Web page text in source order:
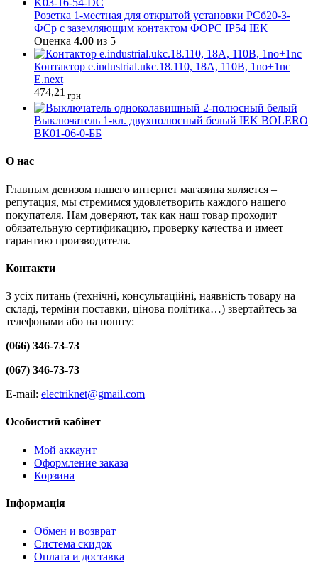
Розетка 1-местная для открытой установки РСб20-3-
ФСр с заземляющим контактом ФОРС IP54 IEK
Оценка 4.00 из 5
Контактор e.industrial.ukc.18.110, 18А, 110В, 1no+1nc
E.next
474,21 грн
Выключатель 1-кл. двухполюсный белый IEK BOLERO
ВК01-06-0-ББ
О нас
Главным девизом нашего интернет магазина является –
репутация, мы стремимся удовлетворить каждого нашего
покупателя. Нам доверяют, так как наш товар проходит
обязательную сертификацию, проверку качества и имеет
гарантию производителя.
Контакти
З усіх питань (технічні, консультаційні, наявність товару на
складі, терміни поставки, цінова політика…) звертайтесь за
телефонами або на пошту:
(066) 346-73-73
(067) 346-73-73
E-mail: electriknet@gmail.com
Особистий кабінет
Мой аккаунт
Оформление заказа
Корзина
Інформація
Обмен и возврат
Система скидок
Оплата и доставка